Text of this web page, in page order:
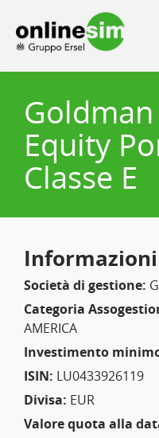
Goldman
Equity
Classe E
Società di gestione:
Categoria
AMERICA
Investimento
ISIN: LU0433926119
Divisa: EUR
Valore quota alla